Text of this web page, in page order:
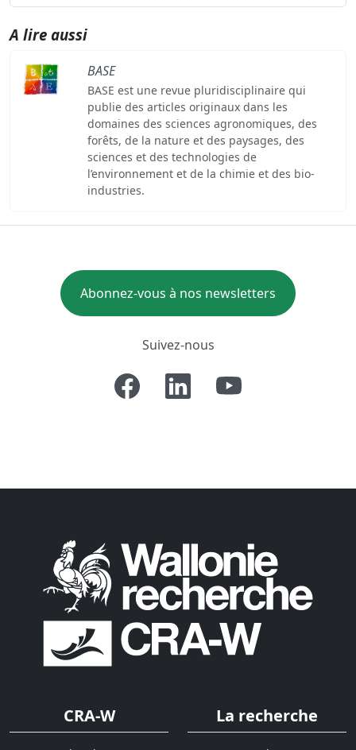
A lire aussi
BASE
BASE est une revue pluridisciplinaire qui
publie des articles originaux dans les
domaines des sciences agronomiques, des
forêts, de la nature et des paysages, des
sciences et des technologies de
l’environnement et de la chimie et des bio-
industries.
Abonnez-vous à nos newsletters
Suivez-nous
CRA-W La recherche